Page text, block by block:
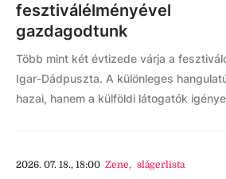
fesztiválélményével
gazdagodtunk
Több mint két évtizede várja a
Igar-Dádpuszta. A különleges
hazai, hanem a külföldi látogatók
2026. 07. 18., 18:00 Zene, slágerlista